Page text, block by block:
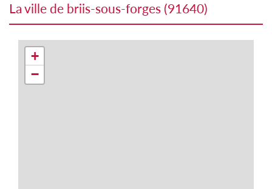
la ville de briis-sous-forges (91640)
+
−